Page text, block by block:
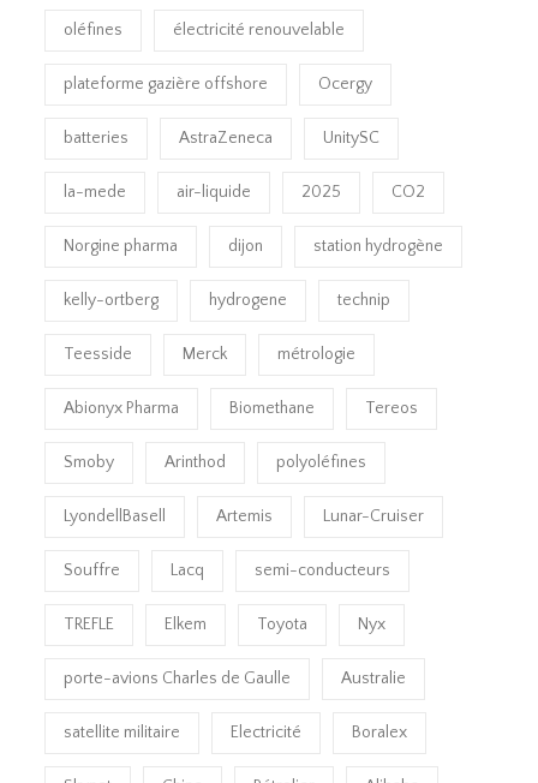
oléfines électricité renouvelable
plateforme gazière offshore Ocergy
batteries AstraZeneca UnitySC
la-mede air-liquide 2025 CO2
Norgine pharma dijon station hydrogène
kelly-ortberg hydrogene technip
Teesside Merck métrologie
Abionyx Pharma Biomethane Tereos
Smoby Arinthod polyoléfines
LyondellBasell Artemis Lunar-Cruiser
Souffre Lacq semi-conducteurs
TREFLE Elkem Toyota Nyx
porte-avions Charles de Gaulle Australie
satellite militaire Electricité Boralex